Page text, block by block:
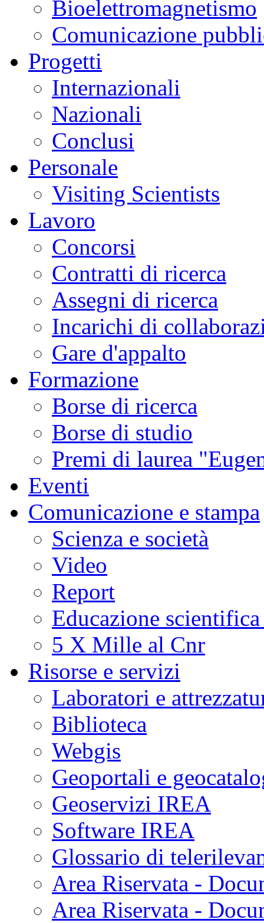
Bioelettromagnetismo
Comunicazione
Progetti
Internazionali
Nazionali
Conclusi
Personale
Visiting Scientists
Lavoro
Concorsi
Contratti di ricerca
Assegni di ricerca
Incarichi di
Gare d'appalto
Formazione
Borse di ricerca
Borse di studio
Premi di laurea
Eventi
Comunicazione e stampa
Scienza e società
Video
Report
Educazione
5 X Mille al Cnr
Risorse e servizi
Laboratori e
Biblioteca
Webgis
Geoportali e
Geoservizi IREA
Software IREA
Glossario di
Area Riservata -
Area Riservata -